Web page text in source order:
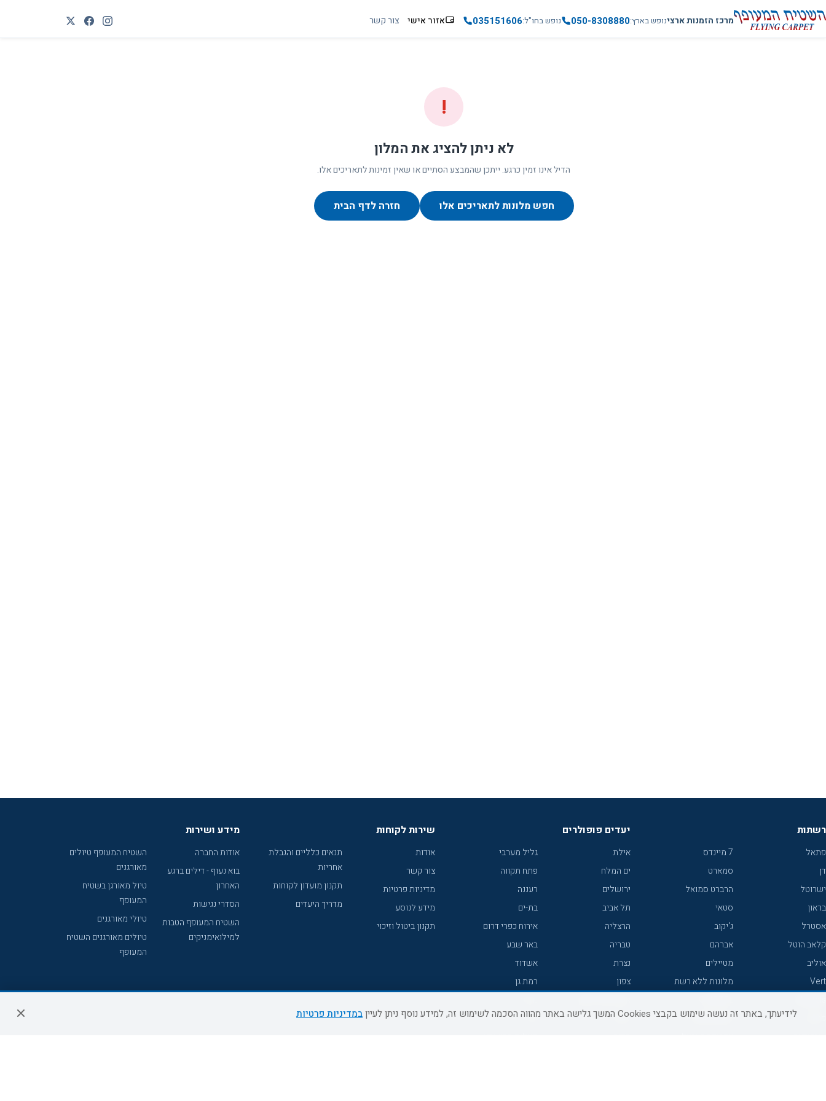
מרכז הזמנות ארצינופש בארץ050-8308880 נופש בחו"ל035151606 אזור אישי צור קשר
!
לא ניתן להציג את המלון
הדיל אינו זמין כרגע. ייתכן שהמבצע הסתיים או שאין זמינות לתאריכים אלו.
חפש מלונות לתאריכים אלו חזרה לדף הבית
רשתות
פתאל
דן
ישרוטל
בראון
אסטרל
קלאב הוטל
אוליב
Vert
7 מיינדס
סמארט
הרברט סמואל
סטאי
ג'יקוב
אברהם
מטיילים
מלונות ללא רשת
קראון פלאזה
יעדים פופולרים
אילת
ים המלח
ירושלים
תל אביב
הרצליה
טבריה
נצרת
צפון
נתניה
גליל מערבי
פתח תקווה
רעננה
בת-ים
אירוח כפרי דרום
באר שבע
אשדוד
רמת גן
עכו
שירות לקוחות
אודות
צור קשר
מדיניות פרטיות
מידע לנוסע
תקנון ביטול וזיכוי
תנאים כלליים והגבלת
אחריות
תקנון מועדון לקוחות
מדריך היעדים
מידע ושירות
אודות החברה
בוא נעוף - דילים ברגע
האחרון
הסדרי נגישות
השטיח המעופף הטבות
למילואימניקים
השטיח המעופף טיולים
מאורגנים
טיול מאורגן בשטיח
המעופף
טיולי מאורגנים
טיולים מאורגנים השטיח
המעופף
לידיעתך, באתר זה נעשה שימוש בקבצי Cookies המשך גלישה באתר מהווה הסכמה לשימוש זה, למידע נוסף ניתן לעיין במדיניות פרטיות